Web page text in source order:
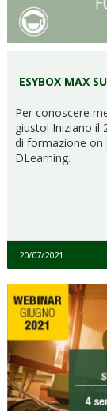
ESYBOX MAX
Per conoscere
giusto! Iniziano il
di formazione
DLearning.
20/07/2021